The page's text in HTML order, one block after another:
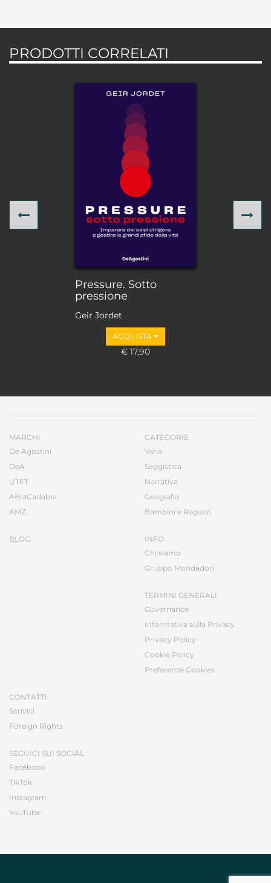
PRODOTTI CORRELATI
Pressure. Sotto
pressione
Geir Jordet
ACQUISTA
€ 17,90
Previous
MARCHI
De Agostini
DeA
UTET
ABraCadabra
AMZ
BLOG
CATEGORIE
Varia
Saggistica
Narrativa
Geografia
Bambini e Ragazzi
INFO
Chi siamo
Gruppo Mondadori
TERMINI GENERALI
Governance
Informativa sulla Privacy
Privacy Policy
Cookie Policy
Preferenze Cookies
CONTATTI
Scrivici
Foreign Rights
SEGUICI SUI SOCIAL
Facebook
TikTok
Instagram
YouTube